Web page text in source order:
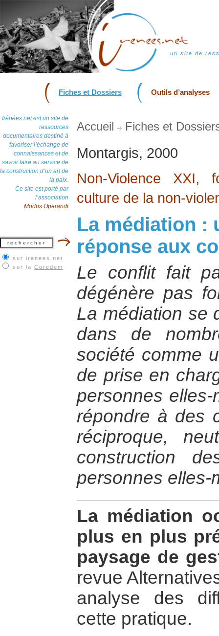
un site de
Fiches et Dossiers Outils d’analyses
Irénées.net est un site de
ressources
documentaires destiné à
favoriser l’échange de
connaissances et de
savoir faire au service de
la construction d’un art de
la paix.
Ce site est porté par
l’association
Modus Operandi
sur irenees.net
sur la Coredem
Accueil Fiches et
Montargis, 2000
Non-Violence XXI,
culture de la non-
La médiation :
réponse aux
Le conflit fait
dégénère pas
La médiation se
dans de
société comme
de prise en
personnes
répondre à des
réciproque,
construction
personnes elles-
La médiation
plus en plus
paysage de
revue
analyse des
cette pratique.